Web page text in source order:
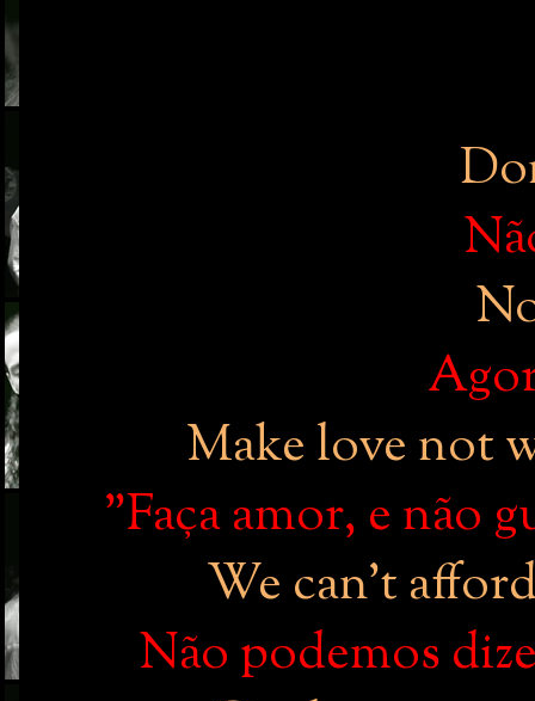
Make love not
"Faça amor, e não
We can't
Não podemos